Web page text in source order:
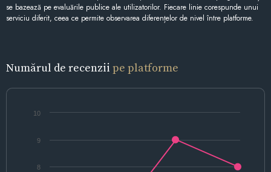
se bazează pe evaluările publice ale utilizatorilor. Fiecare linie corespunde unui
serviciu diferit, ceea ce permite observarea diferențelor de nivel între platforme.
Numărul de recenzii pe platforme
8
9
10